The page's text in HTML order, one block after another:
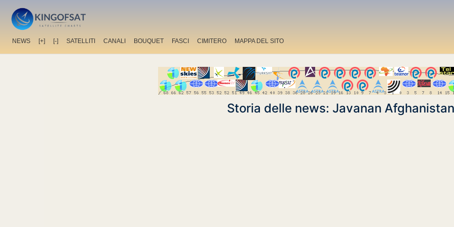
NEWS [+] [-] SATELLITI CANALI BOUQUET FASCI CIMITERO MAPPA DEL SITO
Storia delle news: Javanan Afghanistan